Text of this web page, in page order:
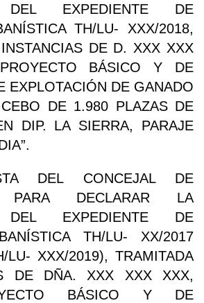
DEL EXPEDIENTE DE
TH/LU- XXX/2018,
DE D. XXX XXX
BÁSICO Y DE
EXPLOTACIÓN DE GANADO
DE 1.980 PLAZAS DE
DIP. LA SIERRA, PARAJE
DEL CONCEJAL DE
PARA DECLARAR LA
DEL EXPEDIENTE DE
TH/LU- XX/2017
LU- XXX/2019), TRAMITADA
DE DÑA. XXX XXX XXX,
BÁSICO Y DE